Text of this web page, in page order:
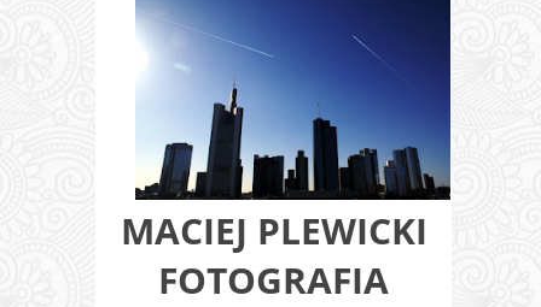
MACIEJ PLEWICKI
FOTOGRAFIA